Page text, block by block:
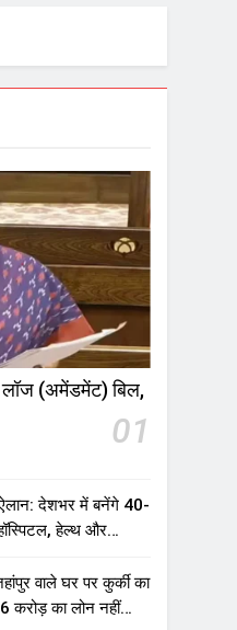
(अमेंडमेंट) बिल,
01
देशभर में बनेंगे 40-
हेल्थ और
वाले घर पर कुर्की का
करोड़ का लोन नहीं